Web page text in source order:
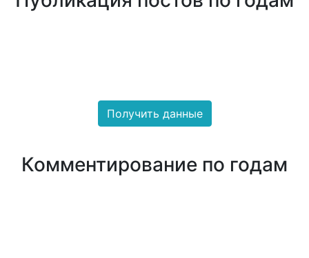
Получить данные
Комментирование по годам